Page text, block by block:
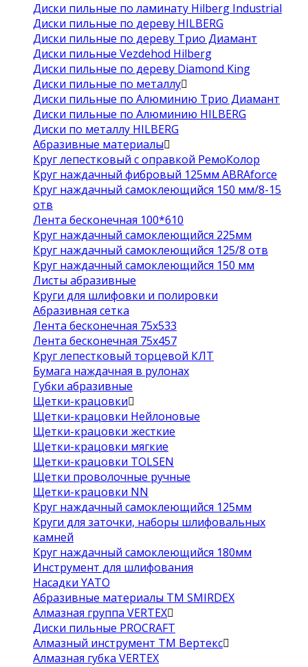
Диски пильные по ламинату Hilberg Industrial
Диски пильные по дереву HILBERG
Диски пильные по дереву Трио Диамант
Диски пильные Vezdehod Hilberg
Диски пильные по дереву Diamond King
Диски пильные по металлу
Диски пильные по Алюминию Трио Диамант
Диски пильные по Алюминию HILBERG
Диски по металлу HILBERG
Абразивные материалы
Круг лепестковый с оправкой РемоКолор
Круг наждачный фибровый 125мм ABRAforce
Круг наждачный самоклеющийся 150 мм/8-15
отв
Лента бесконечная 100*610
Круг наждачный самоклеющийся 225мм
Круг наждачный самоклеющийся 125/8 отв
Круг наждачный самоклеющийся 150 мм
Листы абразивные
Круги для шлифовки и полировки
Абразивная сетка
Лента бесконечная 75х533
Лента бесконечная 75х457
Круг лепестковый торцевой КЛТ
Бумага наждачная в рулонах
Губки абразивные
Щетки-крацовки
Щетки-крацовки Нейлоновые
Щетки-крацовки жесткие
Щетки-крацовки мягкие
Щетки-крацовки TOLSEN
Щетки проволочные ручные
Щетки-крацовки NN
Круг наждачный самоклеющийся 125мм
Круги для заточки, наборы шлифовальных
камней
Круг наждачный самоклеющийся 180мм
Инструмент для шлифования
Насадки YATO
Абразивные материалы ТМ SMIRDEX
Алмазная группа VERTEX
Диски пильные PROCRAFT
Алмазный инструмент ТМ Вертекс
Алмазная губка VERTEX